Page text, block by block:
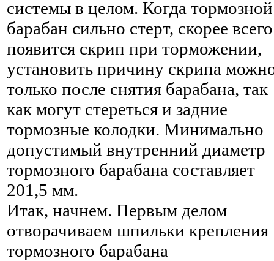
системы в целом. Когда тормозной
барабан сильно стерт, скорее всего
появится скрип при торможении,
установить причину скрипа
только после снятия барабана, так
как могут стереться и задние
тормозные колодки. Минимально
допустимый внутренний диаметр
тормозного барабана составляет
201,5 мм.
Итак, начнем. Первым делом
отворачиваем шпильки крепления
тормозного барабана